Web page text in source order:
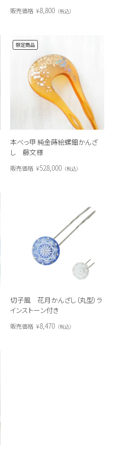
販売価格 ¥8,800 税込
本べっ甲 純金蒔絵螺鈿かんざ
し 藤文様
限定商品
販売価格 ¥528,000 税込
切子風 花月かんざし（丸型）ラ
インストーン付き
販売価格 ¥8,470 税込